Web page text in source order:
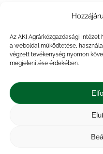
Az AKI Agrárközgazdasági
a weboldal működtetése,
végzett tevékenység nyomon
megjelenítése érdekében.